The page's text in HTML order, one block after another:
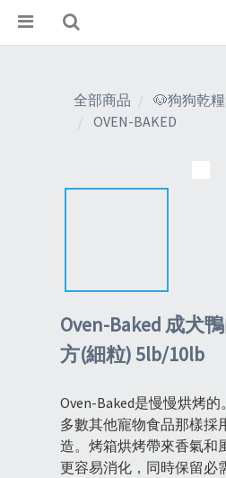
全部商品
🐶狗狗乾糧
OVEN-BAKED
Oven-Baked 成犬
方(細粒) 5lb/10lb
Oven-Baked是慢慢烘烤
多數其他寵物食品那樣採
造。烤箱烘烤帶來香氣和
更容易消化，同時保留必